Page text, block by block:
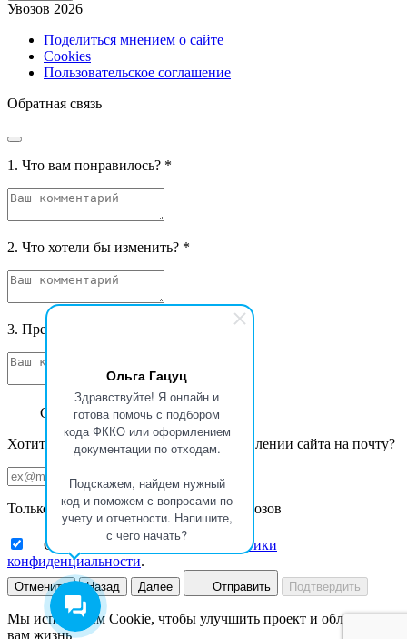
Ольга Гацуц
Здравствуйте! Я онлайн и
готова помочь с подбором
кода ФККО или оформлением
документации по отходам.
Подскажем, найдем нужный
код и поможем с вопросами по
учету и отчетности. Напишите,
с чего начать?
Увозов 2026
Поделиться мнением о сайте
Cookies
Пользовательское соглашение
Обратная связь
1. Что вам понравилось? *
2. Что хотели бы изменить? *
3. Предложения и фантазии
Спасибо за ваш отзыв
Хотите получать уведомления об обновлении сайта на почту?
Только новости Базы данных ФККО Увозов
Ознакомлен с принципами
политики
конфиденциальности.
Отменить Назад Далее Отправить Подтвердить
Мы используем Cookie, чтобы улучшить проект и облегчить
вам жизнь